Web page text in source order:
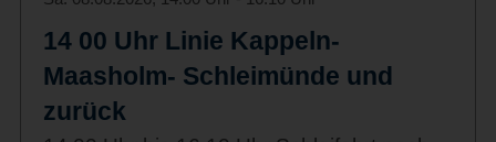
14 00 Uhr Linie Kappeln-
Maasholm- Schleimünde und
zurück